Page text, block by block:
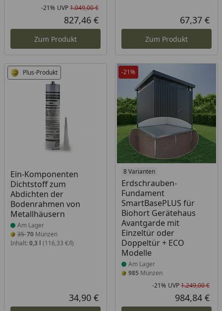
Rabatt in Prozent
-21%
Ursprünglicher Preis
UVP1.049,00 €
Aktueller Preis
827,46 €
Zum Produkt
67,37 €
Zum Produkt
Plus-Produkt
Ein-Komponenten
Dichtstoff zum
Abdichten der
Bodenrahmen von
Metallhäusern
Produkt am Lager
Am Lager
3570 Münzen
Inhalt: 0,3 l (116,33 €/l)
Aktueller Preis
34,90 €
-21%
8 Varianten
Erdschrauben-
Fundament
SmartBasePLUS für
Biohort Gerätehaus
Avantgarde mit
Einzeltür oder
Doppeltür + ECO
Modelle
Produkt am Lager
Am Lager
985 Münzen
-21% UVP1.249,00 €
984,84 €